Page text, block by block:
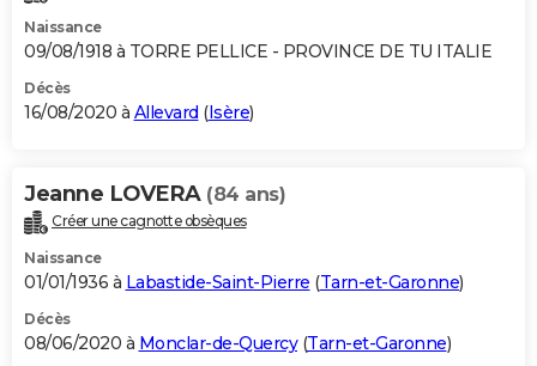
Naissance
09/08/1918 à TORRE PELLICE - PROVINCE DE TU ITALIE
Décès
16/08/2020 à Allevard (Isère)
Jeanne LOVERA (84 ans)
Créer une cagnotte obsèques
Naissance
01/01/1936 à Labastide-Saint-Pierre (Tarn-et-Garonne)
Décès
08/06/2020 à Monclar-de-Quercy(Tarn-et-Garonne)